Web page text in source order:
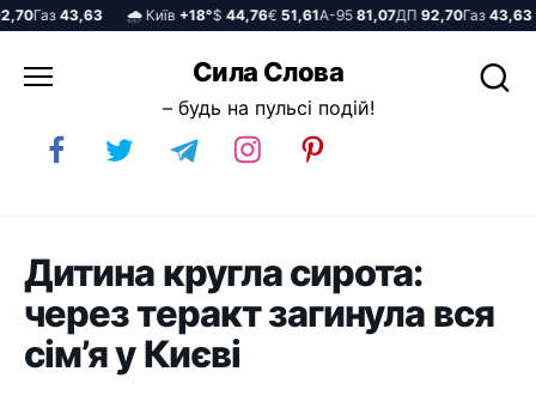
Газ43,63 🌧️ Київ+18°$44,76€51,61А-9581,07ДП92,70Газ43,63
до
Сила Слова
– будь на пульсі подій!
Дитина кругла сирота:
через теракт загинула вся
сім’я у Києві